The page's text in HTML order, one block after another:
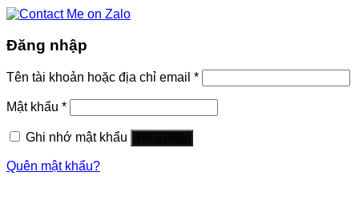
Đăng nhập
Tên tài khoản hoặc địa chỉ email *
Mật khẩu *
Ghi nhớ mật khẩu
Quên mật khẩu?